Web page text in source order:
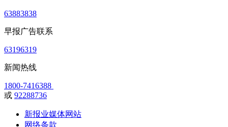
63883838
早报广告联系
63196319
新闻热线
1800-7416388
或 92288736
新报业媒体网站
网络条款